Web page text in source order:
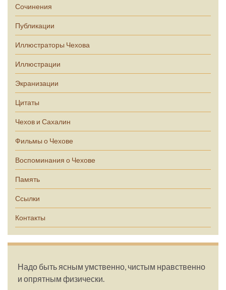
Сочинения
Публикации
Иллюстраторы Чехова
Иллюстрации
Экранизации
Цитаты
Чехов и Сахалин
Фильмы о Чехове
Воспоминания о Чехове
Память
Ссылки
Контакты
Надо быть ясным умственно, чистым нравственно
и опрятным физически.